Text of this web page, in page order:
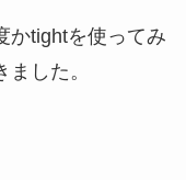
かtightを使ってみ
した。